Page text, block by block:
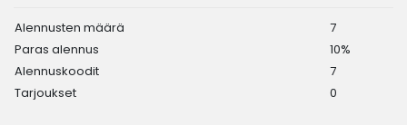
Alennusten määrä
7
Paras alennus
10%
Alennuskoodit
7
Tarjoukset
0